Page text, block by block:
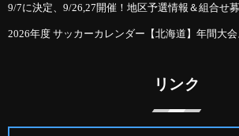
9/7に決定、9/26,27開催！地区予選情報＆組合せ
2026年度 サッカーカレンダー【北海道】年間大
リンク